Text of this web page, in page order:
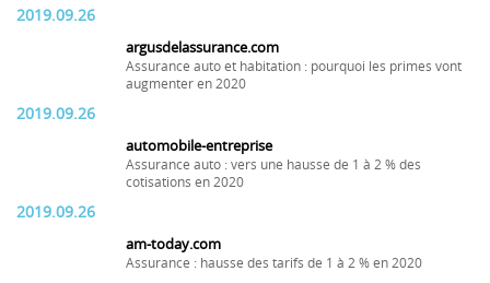
2019.09.26
argusdelassurance.com
Assurance auto et habitation : pourquoi les primes vont
augmenter en 2020
2019.09.26
automobile-entreprise
Assurance auto : vers une hausse de 1 à 2 % des
cotisations en 2020
2019.09.26
am-today.com
Assurance : hausse des tarifs de 1 à 2 % en 2020